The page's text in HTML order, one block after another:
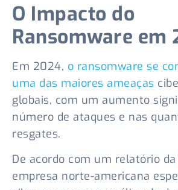
O Impacto do
Ransomware em
Em 2024, o ransomware se
uma das maiores ameaças
globais, com um aumento
número de ataques e nas
resgates.
De acordo com um relatório da
empresa norte-americana